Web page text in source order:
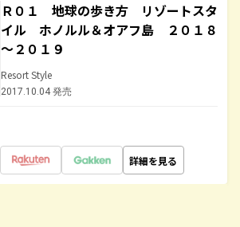
Ｒ０１ 地球の歩き方 リゾートスタ
イル ホノルル＆オアフ島 ２０１８
～２０１９
Resort Style
2017.10.04 発売
詳細を見る